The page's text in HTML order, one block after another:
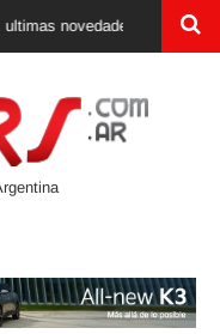
novedades, lanzamientos